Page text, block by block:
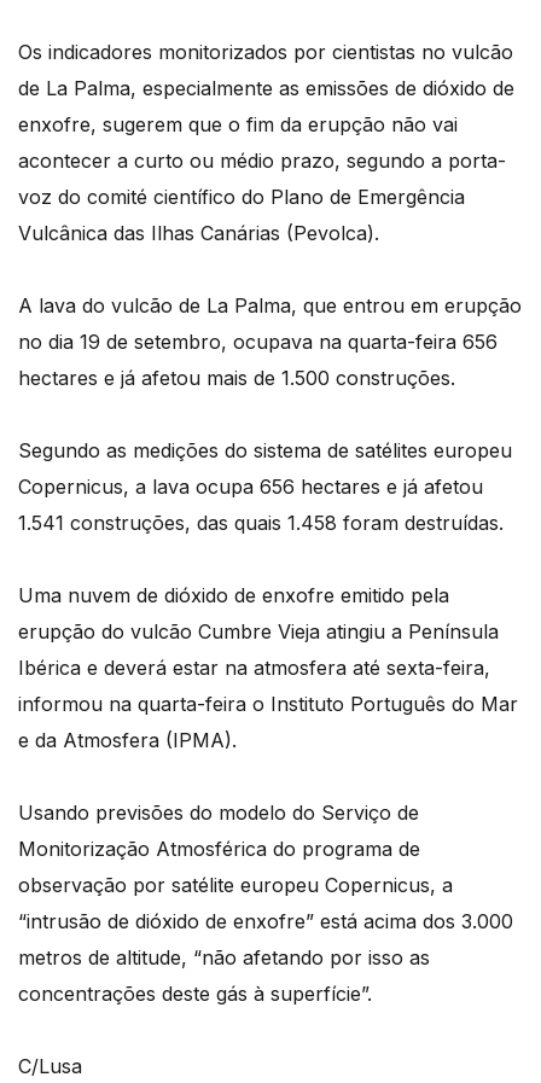
Os indicadores monitorizados por cientistas no vulcão
de La Palma, especialmente as emissões de dióxido de
enxofre, sugerem que o fim da erupção não vai
acontecer a curto ou médio prazo, segundo a porta-
voz do comité científico do Plano de Emergência
Vulcânica das Ilhas Canárias (Pevolca).
A lava do vulcão de La Palma, que entrou em erupção
no dia 19 de setembro, ocupava na quarta-feira 656
hectares e já afetou mais de 1.500 construções.
Segundo as medições do sistema de satélites europeu
Copernicus, a lava ocupa 656 hectares e já afetou
1.541 construções, das quais 1.458 foram destruídas.
Uma nuvem de dióxido de enxofre emitido pela
erupção do vulcão Cumbre Vieja atingiu a Península
Ibérica e deverá estar na atmosfera até sexta-feira,
informou na quarta-feira o Instituto Português do Mar
e da Atmosfera (IPMA).
Usando previsões do modelo do Serviço de
Monitorização Atmosférica do programa de
observação por satélite europeu Copernicus, a
“intrusão de dióxido de enxofre” está acima dos 3.000
metros de altitude, “não afetando por isso as
concentrações deste gás à superfície”.
C/Lusa